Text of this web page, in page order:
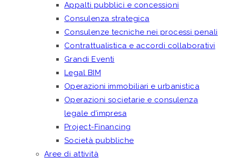
Appalti pubblici e concessioni
Consulenza strategica
Consulenze tecniche nei processi penali
Contrattualistica e accordi collaborativi
Grandi Eventi
Legal BIM
Operazioni immobiliari e urbanistica
Operazioni societarie e consulenza
legale d’impresa
Project-Financing
Società pubbliche
Aree di attività